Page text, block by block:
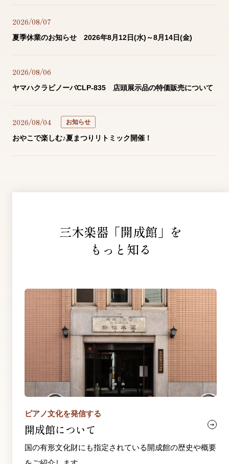
サイトマップ
2026/08/07
夏季休業のお知らせ 2026年8月12日(水)～8月14日(金)
2026/08/06
ヤマハクラビノーバCLP-835 店頭展示品の特価販売について
2026/08/04 お知らせ
おやこで楽しむ♪夏まつりリトミック開催！
三木楽器「開成館」を
もっと知る
ピアノ文化を発信する
開成館について
国の有形文化財にも指定されている開成館の歴史や概要